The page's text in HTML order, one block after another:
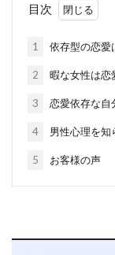
目次
1 依存型の恋愛
2 暇な女性は恋
3 恋愛依存な自
4 男性心理を知
5 お客様の声